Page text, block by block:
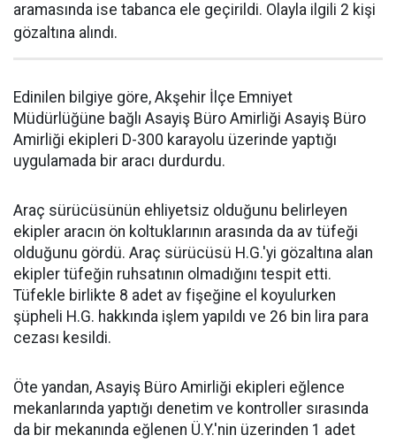
aramasında ise tabanca ele geçirildi. Olayla ilgili 2 kişi
gözaltına alındı.
Edinilen bilgiye göre, Akşehir İlçe Emniyet
Müdürlüğüne bağlı Asayiş Büro Amirliği Asayiş Büro
Amirliği ekipleri D-300 karayolu üzerinde yaptığı
uygulamada bir aracı durdurdu.
Araç sürücüsünün ehliyetsiz olduğunu belirleyen
ekipler aracın ön koltuklarının arasında da av tüfeği
olduğunu gördü. Araç sürücüsü H.G.'yi gözaltına alan
ekipler tüfeğin ruhsatının olmadığını tespit etti.
Tüfekle birlikte 8 adet av fişeğine el koyulurken
şüpheli H.G. hakkında işlem yapıldı ve 26 bin lira para
cezası kesildi.
Öte yandan, Asayiş Büro Amirliği ekipleri eğlence
mekanlarında yaptığı denetim ve kontroller sırasında
da bir mekanında eğlenen Ü.Y.'nin üzerinden 1 adet